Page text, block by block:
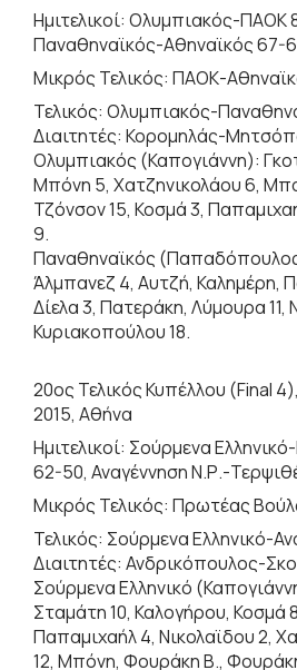
Ημιτελικοί: Ολυμπιακός-ΠΑΟΚ
Παναθηναϊκός-Αθηναϊκός 67-
Μικρός Τελικός: ΠΑΟΚ-
Τελικός: Ολυμπιακός-
Διαιτητές: Κορομηλάς-
Ολυμπιακός (Καπογιάννη):
Μπόνη 5, Χατζηνικολάου 6,
Τζόνσον 15, Κοσμά 3,
9.
Παναθηναϊκός
Άλμπανεζ 4, Αυτζή, Καλημέρη,
Δίελα 3, Πατεράκη, Λύμουρα 11,
Κυριακοπούλου 18.
20ος Τελικός Κυπέλλου (Final
2015, Αθήνα
Ημιτελικοί: Σούρμενα
62-50, Αναγέννηση Ν.Ρ.-
Μικρός Τελικός: Πρωτέας
Τελικός: Σούρμενα Ελληνικό-
Διαιτητές: Ανδρικόπουλος-
Σούρμενα Ελληνικό
Σταμάτη 10, Καλογήρου, Κοσμά
Παπαμιχαήλ 4, Νικολαϊδου 2,
12, Μπόνη, Φουράκη Β.,